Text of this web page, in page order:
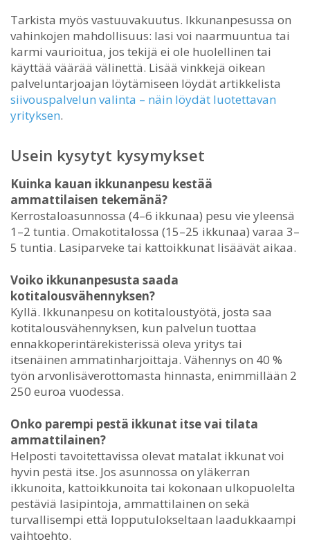
Tarkista myös vastuuvakuutus. Ikkunanpesussa on
vahinkojen mahdollisuus: lasi voi naarmuuntua tai
karmi vaurioitua, jos tekijä ei ole huolellinen tai
käyttää väärää välinettä. Lisää vinkkejä oikean
palveluntarjoajan löytämiseen löydät artikkelista
siivouspalvelun valinta – näin löydät luotettavan
yrityksen.
Usein kysytyt kysymykset
Kuinka kauan ikkunanpesu kestää
ammattilaisen tekemänä?
Kerrostaloasunnossa (4–6 ikkunaa) pesu vie yleensä
1–2 tuntia. Omakotitalossa (15–25 ikkunaa) varaa 3–
5 tuntia. Lasiparveke tai kattoikkunat lisäävät aikaa.
Voiko ikkunanpesusta saada
kotitalousvähennyksen?
Kyllä. Ikkunanpesu on kotitaloustyötä, josta saa
kotitalousvähennyksen, kun palvelun tuottaa
ennakkoperintärekisterissä oleva yritys tai
itsenäinen ammatinharjoittaja. Vähennys on 40 %
työn arvonlisäverottomasta hinnasta, enimmillään 2
250 euroa vuodessa.
Onko parempi pestä ikkunat itse vai tilata
ammattilainen?
Helposti tavoitettavissa olevat matalat ikkunat voi
hyvin pestä itse. Jos asunnossa on yläkerran
ikkunoita, kattoikkunoita tai kokonaan ulkopuolelta
pestäviä lasipintoja, ammattilainen on sekä
turvallisempi että lopputulokseltaan laadukkaampi
vaihtoehto.